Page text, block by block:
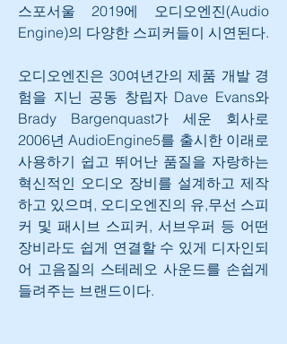
스포서울 2019에 오디오엔진(Audio
Engine)의 다양한 스피커들이 시연된다.
오디오엔진은 30여년간의 제품 개발 경
험을 지닌 공동 창립자 Dave Evans와
Brady Bargenquast가 세운 회사로
2006년 AudioEngine5를 출시한 이래로
사용하기 쉽고 뛰어난 품질을 자랑하는
혁신적인 오디오 장비를 설계하고 제작
하고 있으며, 오디오엔진의 유,무선 스피
커 및 패시브 스피커, 서브우퍼 등 어떤
장비라도 쉽게 연결할 수 있게 디자인되
어 고음질의 스테레오 사운드를 손쉽게
들려주는 브랜드이다.